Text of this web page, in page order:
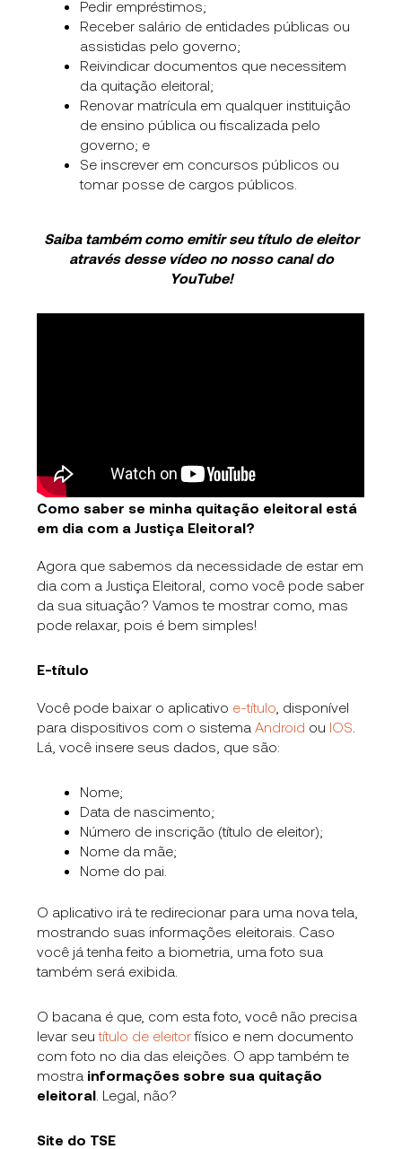
Pedir empréstimos;
Receber salário de entidades públicas ou
assistidas pelo governo;
Reivindicar documentos que necessitem
da quitação eleitoral;
Renovar matrícula em qualquer instituição
de ensino pública ou fiscalizada pelo
governo; e
Se inscrever em concursos públicos ou
tomar posse de cargos públicos.
Saiba também como emitir seu título de eleitor
através desse vídeo no nosso canal do
YouTube!
Como saber se minha quitação eleitoral está
em dia com a Justiça Eleitoral?
Agora que sabemos da necessidade de estar em
dia com a Justiça Eleitoral, como você pode saber
da sua situação? Vamos te mostrar como, mas
pode relaxar, pois é bem simples!
E-título
Você pode baixar o aplicativo e-título , disponível
para dispositivos com o sistemaAndroid ou IOS
Lá, você insere seus dados, que são:
Nome;
Data de nascimento;
Número de inscrição (título de eleitor);
Nome da mãe;
Nome do pai.
O aplicativo irá te redirecionar para uma nova tela,
mostrando suas informações eleitorais. Caso
você já tenha feito a biometria, uma foto sua
também será exibida.
O bacana é que, com esta foto, você não precisa
levar seutítulo de eleitorfísico e nem documento
com foto no dia das eleições. O app também te
mostra informações sobre sua quitação
eleitoral . Legal, não?
Site do TSE